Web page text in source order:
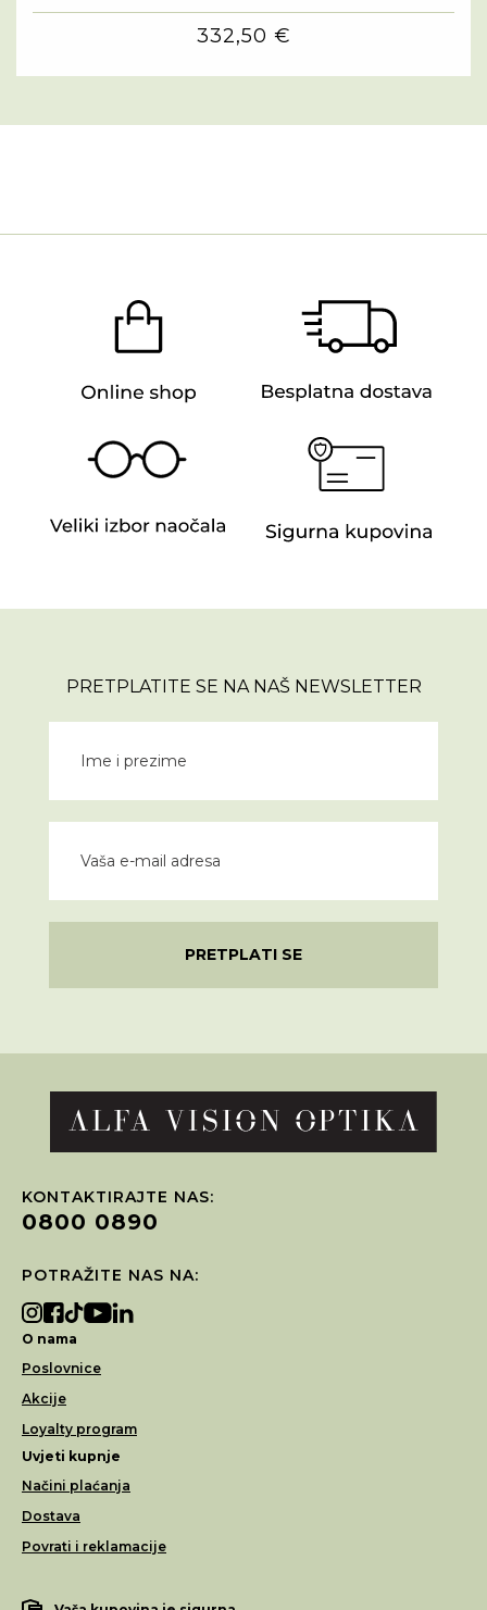
332,50 €
PRETPLATITE SE NA NAŠ NEWSLETTER
PRETPLATI SE
KONTAKTIRAJTE NAS:
0800 0890
POTRAŽITE NAS NA:
O nama
Poslovnice
Akcije
Loyalty program
Uvjeti kupnje
Načini plaćanja
Dostava
Povrati i reklamacije